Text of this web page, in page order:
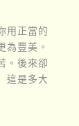
用正當的
為豐美。
。後來卻
這是多大